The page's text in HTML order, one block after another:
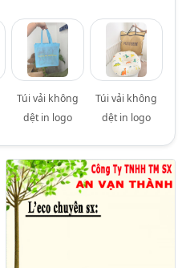
Túi vải không
dệt in logo
Túi vải không
dệt in logo